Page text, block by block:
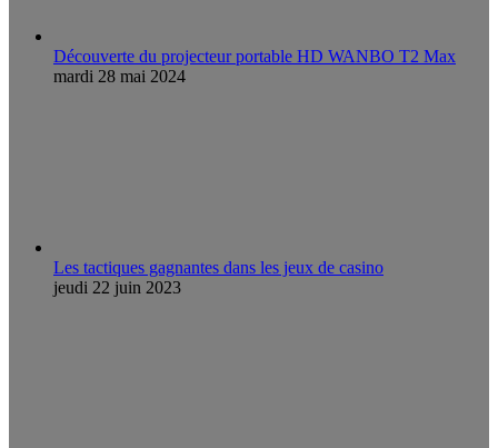
Découverte du projecteur portable HD WANBO T2 Max
mardi 28 mai 2024
Les tactiques gagnantes dans les jeux de casino
jeudi 22 juin 2023